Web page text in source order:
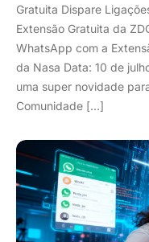
Gratuita Dispare
Extensão Gratuita da
WhatsApp com a
da Nasa Data: 10 de
uma super novidade
Comunidade […]